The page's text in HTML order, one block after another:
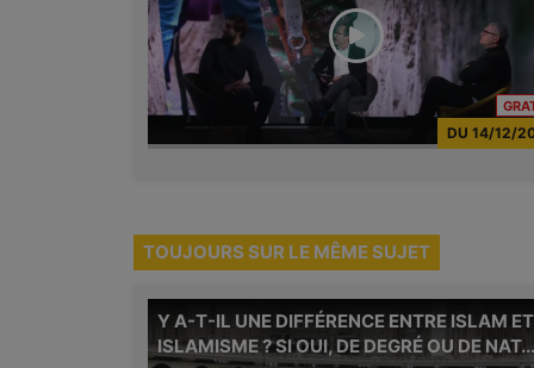
DU 14/12/
TOUJOURS SUR LE MÊME SUJET
Y A-T-IL UNE DIFFÉRENCE ENTRE ISLAM ET
ISLAMISME ? SI OUI, DE DEGRÉ OU DE NAT...